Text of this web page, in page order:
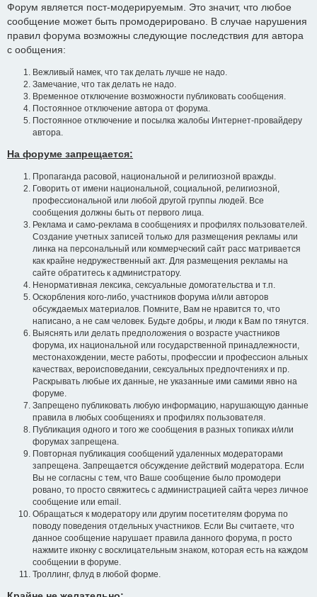
Форум является пост-модерируемым. Это значит, что любое
сообщение может быть промодерировано. В случае нарушения
правил форума возможны следующие последствия для автора
с ообщения:
Вежливый намек, что так делать лучше не надо.
Замечание, что так делать не надо.
Временное отключение возможности публиковать сообщения.
Постоянное отключение автора от форума.
Постоянное отключение и посылка жалобы Интернет-провайдеру
автора.
На форуме запрещается:
Пропаганда расовой, национальной и религиозной вражды.
Говорить от имени национальной, социальной, религиозной,
профессиональной или любой другой группы людей. Все
сообщения должны быть от первого лица.
Реклама и само-реклама в сообщениях и профилях пользователей.
Создание учетных записей только для размещения рекламы или
линка на персональный или коммерческий сайт расс матривается
как крайне недружественный акт. Для размещения рекламы на
сайте обратитесь к администратору.
Ненормативная лексика, сексуальные домогательства и т.п.
Оскорбления кого-либо, участников форума и/или авторов
обсуждаемых материалов. Помните, Вам не нравится то, что
написано, а не сам человек. Будьте добры, и люди к Вам по тянутся.
Выяснять или делать предположения о возрасте участников
форума, их национальной или государственной принадлежности,
местонахождении, месте работы, профессии и профессион альных
качествах, вероисповедании, сексуальных предпочтениях и пр.
Раскрывать любые их данные, не указанные ими самими явно на
форуме.
Запрещено публиковать любую информацию, нарушающую данные
правила в любых сообщениях и профилях пользователя.
Публикация одного и того же сообщения в разных топиках и/или
форумах запрещена.
Повторная публикация сообщений удаленных модераторами
запрещена. Запрещается обсуждение действий модератора. Если
Вы не согласны с тем, что Ваше сообщение было промодери
ровано, то просто свяжитесь с администрацией сайта через личное
сообщение или email.
Обращаться к модератору или другим посетителям форума по
поводу поведения отдельных участников. Если Вы считаете, что
данное сообщение нарушает правила данного форума, п росто
нажмите иконку с восклицательным знаком, которая есть на каждом
сообщении в форуме.
Троллинг, флуд в любой форме.